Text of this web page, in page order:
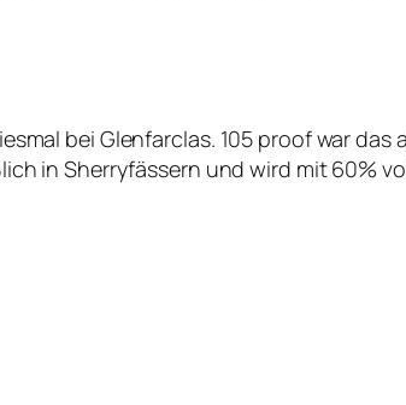
bei Glenfarclas. 105 proof war das
in Sherryfässern und wird mit 60%